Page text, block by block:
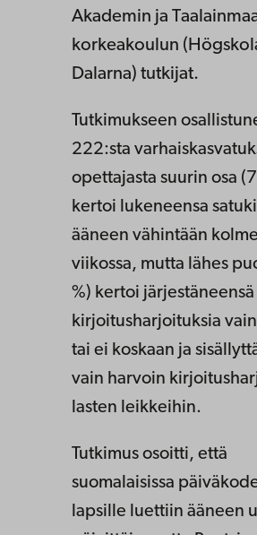
Akademin ja
korkeakoulun
Dalarna) tutkijat.
Tutkimukseen
222:sta
opettajasta suurin osa
kertoi lukeneensa
ääneen vähintään
viikossa, mutta lähes
%) kertoi järjestäneensä
kirjoitusharjoituksia
tai ei koskaan ja
vain harvoin
lasten leikkeihin.
Tutkimus osoitti, että
suomalaisissa
lapsille luettiin ääneen